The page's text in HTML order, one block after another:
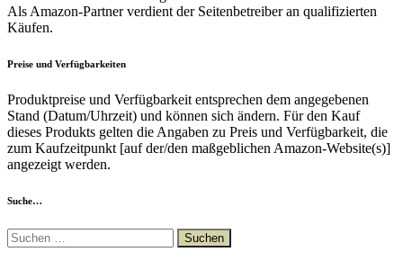
Als Amazon-Partner verdient der Seitenbetreiber an qualifizierten
Käufen.
Preise und Verfügbarkeiten
Produktpreise und Verfügbarkeit entsprechen dem angegebenen
Stand (Datum/Uhrzeit) und können sich ändern. Für den Kauf
dieses Produkts gelten die Angaben zu Preis und Verfügbarkeit, die
zum Kaufzeitpunkt [auf der/den maßgeblichen Amazon-Website(s)]
angezeigt werden.
Suche…
Suchen
nach: